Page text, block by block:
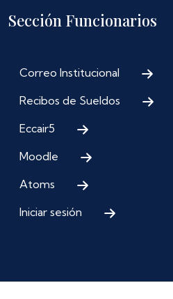
Sección Funcionarios
Correo Institucional
Recibos de Sueldos
Eccair5
Moodle
Atoms
Iniciar sesión